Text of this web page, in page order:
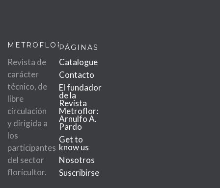
METROFLOR
Revista de
carácter
técnico, de
libre
circulación
y dirigida a
los
participantes
del sector
floricultor.
PÁGINAS
Catalogue
Contacto
El fundador
de la
Revista
Metroflor:
Arnulfo A.
Pardo
Get to
know us
Nosotros
Suscribirse